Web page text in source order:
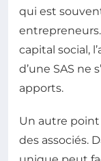
qui est
capital social,
d’une SAS ne
apports.
Un autre point
des associés.